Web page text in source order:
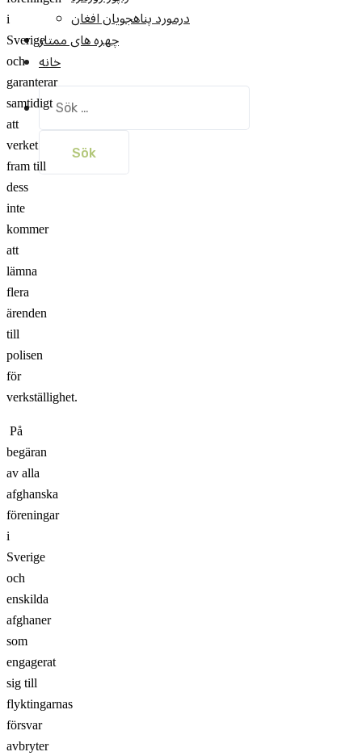
درمورد پناهجويان افغان
چهره های ممتاز
خانه
efter:
i
Sverige
och
garanterar
samtidigt
att
verket
fram till
dess
inte
kommer
att
lämna
flera
ärenden
till
polisen
för
verkställighet.
På
begäran
av alla
afghanska
föreningar
i
Sverige
och
enskilda
afghaner
som
engagerat
sig till
flyktingarnas
försvar
avbryter